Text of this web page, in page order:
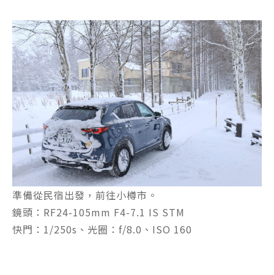
準備從民宿出發，前往小樽市。
鏡頭：RF24-105mm F4-7.1 IS STM
快門：1/250s、光圈：f/8.0、ISO 160